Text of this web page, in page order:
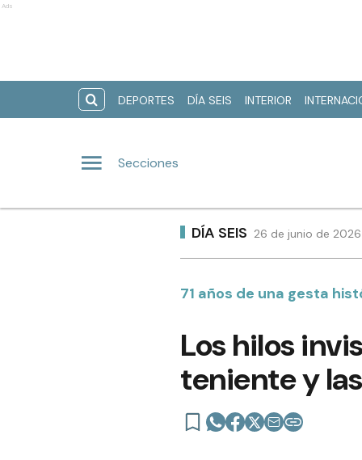
Ads
DEPORTES DÍA SEIS INTERIOR
Secciones
DÍA SEIS 26 de junio de
71 años de una gesta
Los hilos
teniente y